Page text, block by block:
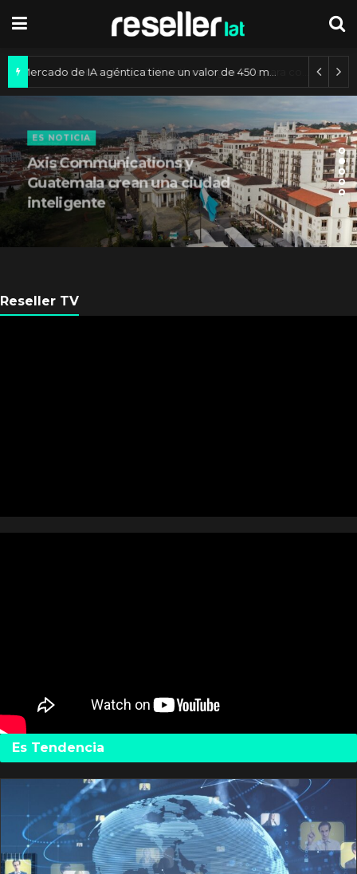
ES NOTICIA
Axis Communications y
Guatemala crean una ciudad
inteligente
Reseller TV
Es Tendencia